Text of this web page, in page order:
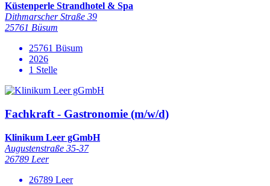
Küstenperle Strandhotel & Spa
Dithmarscher Straße 39
25761 Büsum
25761 Büsum
2026
1 Stelle
Fachkraft - Gastronomie (m/w/d)
Klinikum Leer gGmbH
Augustenstraße 35-37
26789 Leer
26789 Leer